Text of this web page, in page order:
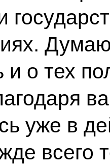
и о тех
уже в
всего